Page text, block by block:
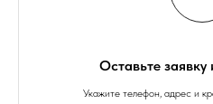
Оставьте заявку
Укажите телефон, адрес и